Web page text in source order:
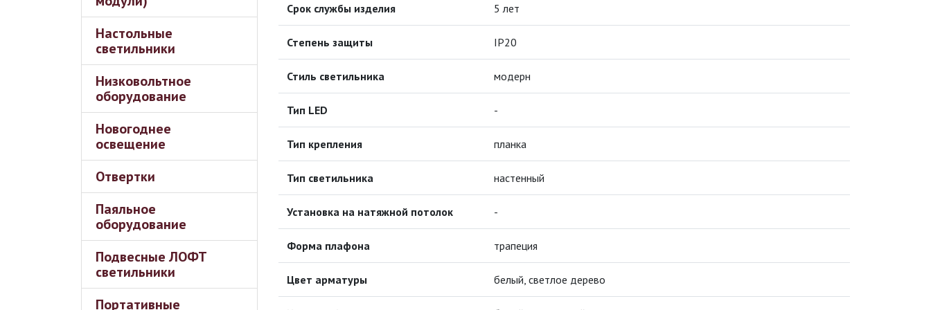
Настольные
светильники
Низковольтное
оборудование
Новогоднее
освещение
Отвертки
Паяльное
оборудование
Подвесные ЛОФТ
светильники
Портативные
Срок службы изделия 5 лет
Степень защиты IP20
Стиль светильника модерн
Тип LED -
Тип крепления планка
Тип светильника настенный
Установка на натяжной потолок -
Форма плафона трапеция
Цвет арматуры белый, светлое дерево